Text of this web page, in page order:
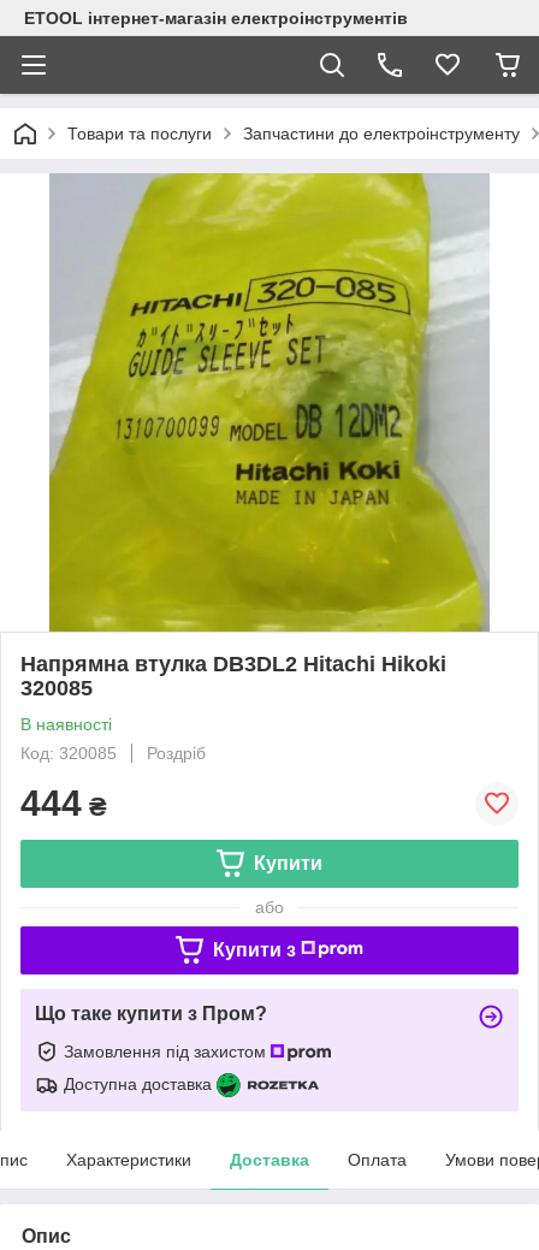
ETOOL інтернет-магазін електроінструментів
Товари та послуги Запчастини до електроінструменту
Напрямна втулка DB3DL2 Hitachi Hikoki
320085
В наявності
Код: 320085
Роздріб
444 ₴
Купити
або
Купити з
Що таке купити з Пром?
Замовлення під захистом
Доступна доставка
Характеристики Доставка Оплата Умови
Опис